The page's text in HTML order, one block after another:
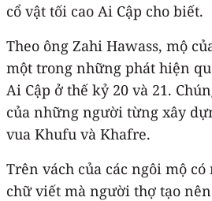
cổ vật tối cao Ai Cập cho biết.
Theo ông Zahi Hawass, mộ
một trong những phát hiện
Ai Cập ở thế kỷ 20 và 21.
của những người từng xây
vua Khufu và Khafre.
Trên vách của các ngôi mộ
chữ viết mà người thợ tạo